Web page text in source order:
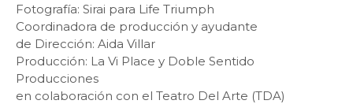
Fotografía: Sirai para Life Triumph
Coordinadora de producción y ayudante
de Dirección: Aida Villar
Producción: La Vi Place y Doble Sentido
Producciones
en colaboración con el Teatro Del Arte (TDA)